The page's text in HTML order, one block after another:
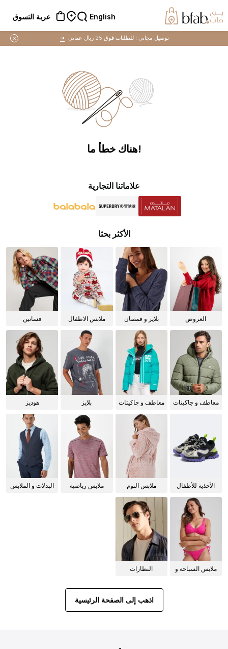
English عربة التسوق
توصيل مجاني : للطلبات فوق 25 ريال عماني ➜
!هناك خطأ ما
علاماتنا التجارية
الأكثر بحثا
العروض
بلايز و قمصان
ملابس الاطفال فساتين
معاطف و جاكيتات
معاطف و جاكيتات
بلايز هوديز
الأحذية للأطفال
ملابس النوم
ملابس رياضية
البدلات و الملابس
ملابس السباحة و
النظارات
اذهب إلى الصفحة الرئيسية